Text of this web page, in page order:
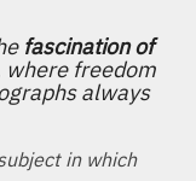
fascination of
where freedom
always
in which